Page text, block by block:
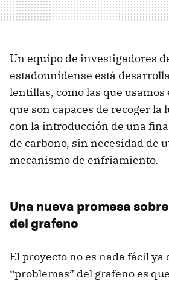
Un equipo de investigadores
estadounidense está
lentillas, como las que usamos
que son capaces de recoger
con la introducción de una
de carbono, sin necesidad de
mecanismo de enfriamiento.
Una nueva promesa
del grafeno
El proyecto no es nada fácil ya
“problemas” del grafeno es